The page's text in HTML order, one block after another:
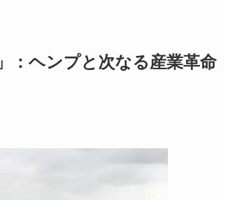
：ヘンプと次なる産業革命